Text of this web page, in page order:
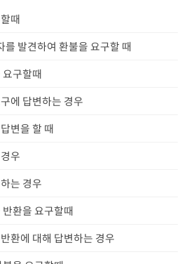
때
를 발견하여 환불을 요구할 때
구할때
에 답변하는 경우
변을 할 때
우
는 경우
환을 요구할때
환에 대해 답변하는 경우